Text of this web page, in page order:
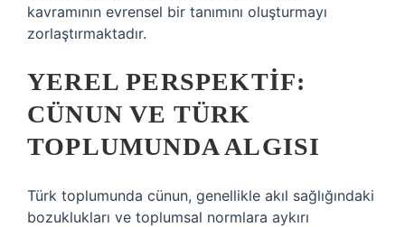
kavramının evrensel bir tanımını oluşturmayı
zorlaştırmaktadır.
YEREL PERSPEKTIF:
CÜNUN VE TÜRK
TOPLUMUNDA ALGISI
Türk toplumunda cünun, genellikle akıl sağlığındaki
bozuklukları ve toplumsal normlara aykırı